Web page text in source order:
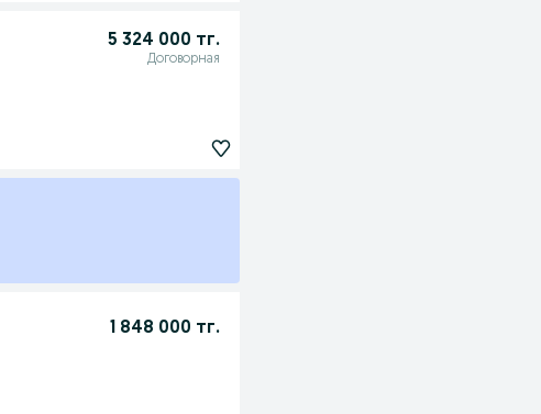
5 324 000 тг.
Договорная
1 848 000 тг.